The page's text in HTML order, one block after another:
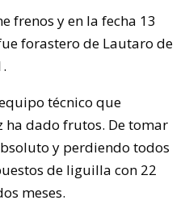
frenos y en la fecha 13
forastero de Lautaro de
técnico que
ha dado frutos. De tomar
y perdiendo todos
de liguilla con 22
meses.